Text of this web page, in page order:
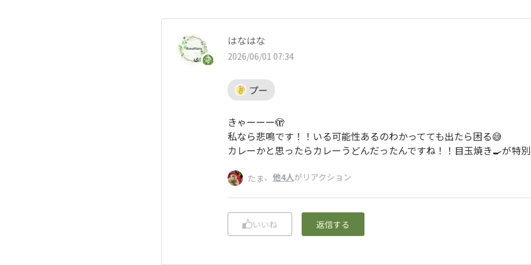
はなはな
2026/06/01 07:34
プー
きゃーーー🫣
私なら悲鳴です！！いる可能性あるのわかってても出たら困る😅
カレーかと思ったらカレーうどんだったんですね！！目玉焼き🍳が特
たま、 他4人がリアクション
いいね 返信する